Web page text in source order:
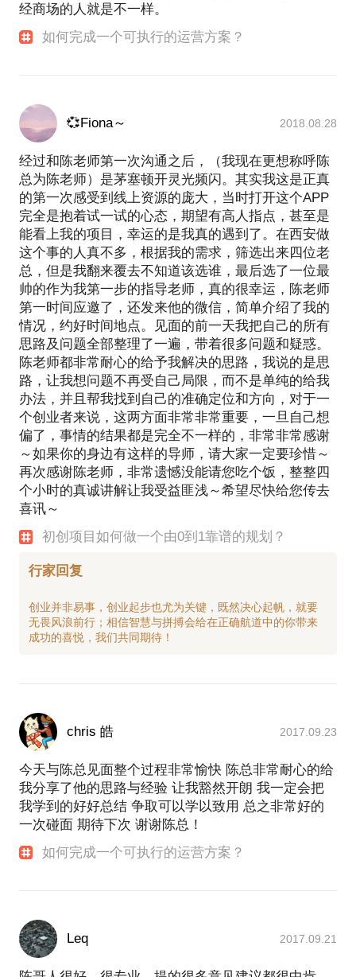
经商场的人就是不一样。
如何完成一个可执行的运营方案？
💞Fiona～ 2018.08.28
经过和陈老师第一次沟通之后，（我现在更想称呼陈
总为陈老师）是茅塞顿开灵光频闪。其实我这是正真
的第一次感受到线上资源的庞大，当时打开这个APP
完全是抱着试一试的心态，期望有高人指点，甚至是
能看上我的项目，幸运的是我真的遇到了。在西安做
这个事的人真不多，根据我的需求，筛选出来四位老
总，但是我翻来覆去不知道该选谁，最后选了一位最
帅的作为我第一步的指导老师，真的很幸运，陈老师
第一时间应邀了，还发来他的微信，简单介绍了我的
情况，约好时间地点。见面的前一天我把自己的所有
思路及问题全部整理了一遍，带着很多问题和疑惑。
陈老师都非常耐心的给予我解决的思路，我说的是思
路，让我想问题不再受自己局限，而不是单纯的给我
办法，并且帮我找到自己的准确定位和方向，对于一
个创业者来说，这两方面非常非常重要，一旦自己想
偏了，事情的结果都是完全不一样的，非常非常感谢
～如果你的身边有这样的导师，请大家一定要珍惜～
再次感谢陈老师，非常遗憾没能请您吃个饭，整整四
个小时的真诚讲解让我受益匪浅～希望尽快给您传去
喜讯～
初创项目如何做一个由0到1靠谱的规划？
行家回复
创业并非易事，创业起步也尤为关键，既然决心起帆，就要
无畏风浪前行；相信智慧与拼搏会给在正确航道中的你带来
chris 皓 2017.09.23
今天与陈总见面整个过程非常愉快 陈总非常耐心的给
我分享了他的思路与经验 让我豁然开朗 我一定会把
我学到的好好总结 争取可以学以致用 总之非常好的
一次碰面 期待下次 谢谢陈总！
如何完成一个可执行的运营方案？
Leq 2017.09.21